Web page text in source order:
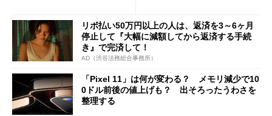
リボ払い50万円以上の人は、返済を3～6ヶ月
停止して『大幅に減額してから返済する手続
き』で完済して！
AD（渋谷法務総合事務所）
「Pixel 11」は何が変わる？ メモリ減少で10
0ドル前後の値上げも？ 出そろったうわさを
整理する